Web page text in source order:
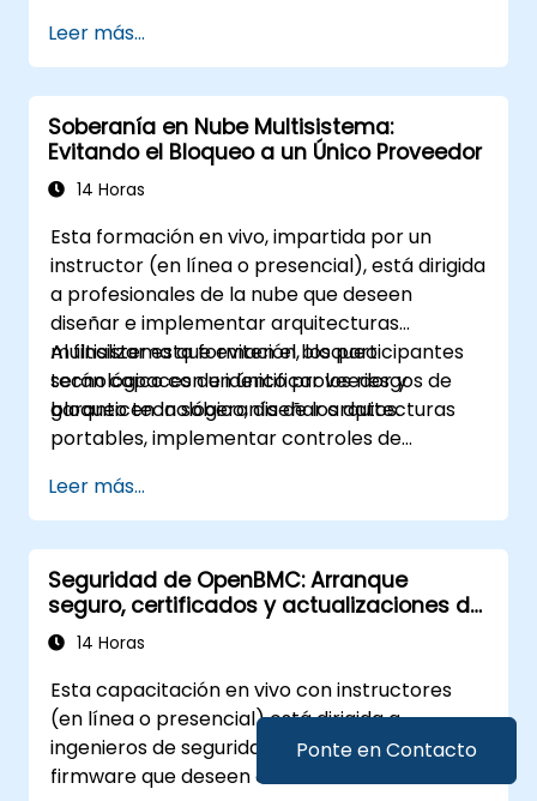
Ponte en Contacto
Leer más...
Soberanía en Nube Multisistema:
Evitando el Bloqueo a un Único Proveedor
14 Horas
Esta formación en vivo, impartida por un
instructor (en línea o presencial), está dirigida
a profesionales de la nube que deseen
diseñar e implementar arquitecturas
multisistema que eviten el bloqueo
tecnológico con un único proveedor y
garanticen la soberanía de los datos.
Al finalizar esta formación, los participantes
serán capaces de identificar los riesgos de
bloqueo tecnológico, diseñar arquitecturas
portables, implementar controles de
herramientas independientes de la nube.
Leer más...
Seguridad de OpenBMC: Arranque
seguro, certificados y actualizaciones de
firmware
14 Horas
Esta capacitación en vivo con instructores
(en línea o presencial) está dirigida a
ingenieros de seguridad y desarrolladores de
firmware que deseen endurecer las